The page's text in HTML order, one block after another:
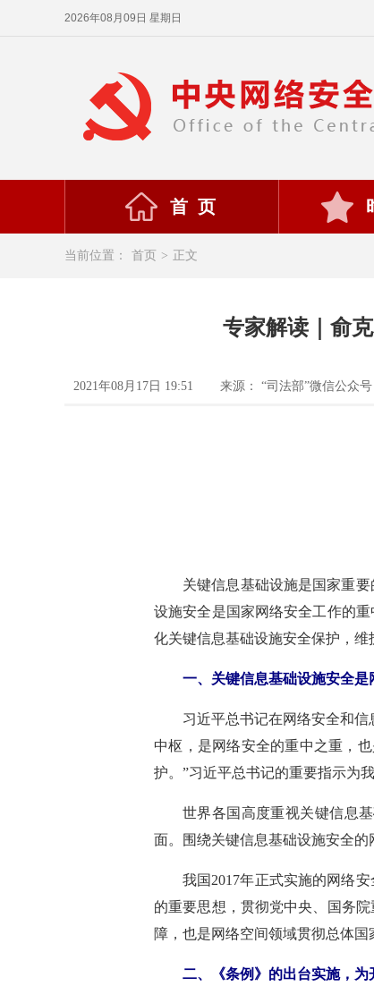
2026年08月09日 星期日
首 页
当前位置： 首页 > 正文
专家解读｜俞
2021年08月17日 19:51 来源： “司法部”微信公众号
关键信息基础设施是国家重
设施安全是国家网络安全工作的
化关键信息基础设施安全保护，维
一、关键信息基础设施安全是
习近平总书记在网络安全和
中枢，是网络安全的重中之重，
护。”习近平总书记的重要指示为
世界各国高度重视关键信息
面。围绕关键信息基础设施安全的
我国2017年正式实施的网络
的重要思想，贯彻党中央、国务
障，也是网络空间领域贯彻总体
二、《条例》的出台实施，